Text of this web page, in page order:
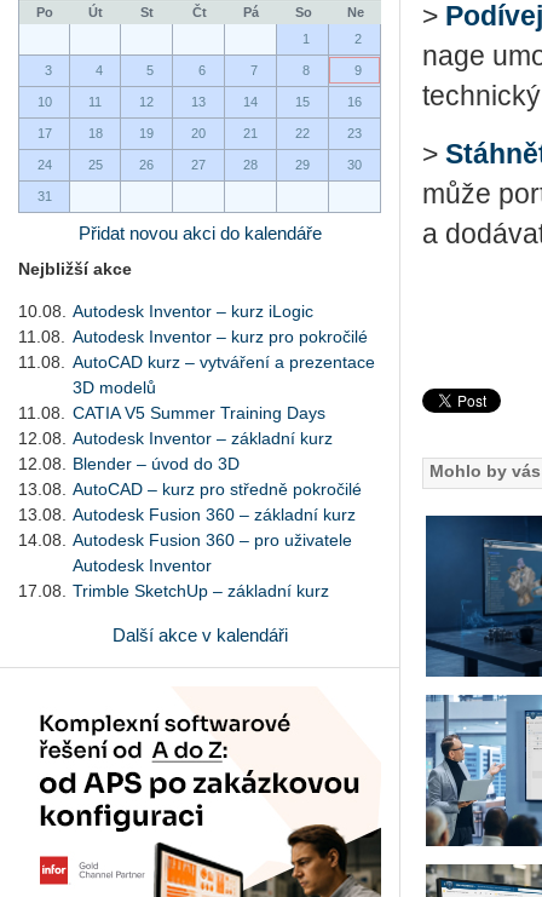
Po Út St Čt Pá So
Ne
1
2
3 4 5 6 7 8 9
10 11 12 13 14 15 16
17 18 19 20 21 22 23
24 25 26 27 28 29 30
31
Přidat novou akci do kalendáře
Nejbližší akce
10.08.
Autodesk Inventor – kurz iLogic
11.08.
Autodesk Inventor – kurz pro pokročilé
11.08.
AutoCAD kurz – vytváření a prezentace
3D modelů
11.08.
CATIA V5 Summer Training Days
12.08.
Autodesk Inventor – základní kurz
12.08.
Blender – úvod do 3D
13.08.
AutoCAD – kurz pro středně pokročilé
13.08.
Autodesk Fusion 360 – základní kurz
14.08.
Autodesk Fusion 360 – pro uživatele
Autodesk Inventor
17.08.
Trimble SketchUp – základní kurz
Další akce v kalendáři
>
nage
>
může
a
Mohlo by